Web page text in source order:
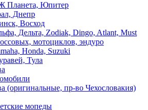
Планета, Юпитер
Днепр
Восход
Дельта, Zodiak, Dingo, Atlant, Must
мотоциклов, эндуро
Honda, Suzuki
Тула
(оригинальные, пр-во Чехословакия)
мопеды